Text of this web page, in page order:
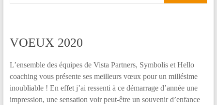
VOEUX 2020
L’ensemble des équipes de Vista Partners, Symbolis et Hello
coaching vous présente ses meilleurs vœux pour un millésime
inoubliable ! En effet j’ai ressenti à ce démarrage d’année une
impression, une sensation voir peut-être un souvenir d’enfance